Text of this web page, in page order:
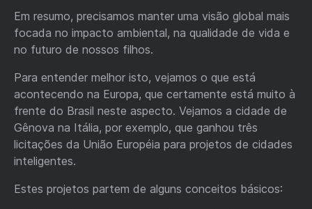
Em resumo, precisamos manter uma visão global mais
focada no impacto ambiental, na qualidade de vida e
no futuro de nossos filhos.
Para entender melhor isto, vejamos o que está
acontecendo na Europa, que certamente está muito à
frente do Brasil neste aspecto. Vejamos a cidade de
Gênova na Itália, por exemplo, que ganhou três
licitações da União Européia para projetos de cidades
inteligentes.
Estes projetos partem de alguns conceitos básicos: